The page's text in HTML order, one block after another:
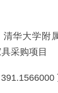
清华大学附
采购项目